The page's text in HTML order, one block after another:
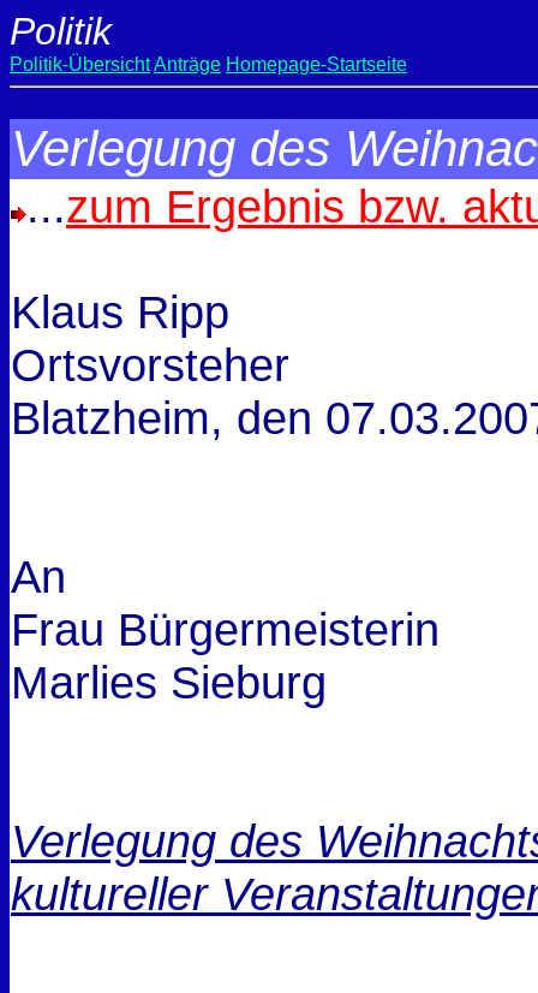
Politik
Politik-ÜbersichtAnträge Homepage-Startseite
Verlegung des
...zum Ergebnis bzw.
Klaus Ripp
Ortsvorsteher
Blatzheim, den
An
Frau Bürgermeisterin
Marlies Sieburg
Verlegung des
kultureller